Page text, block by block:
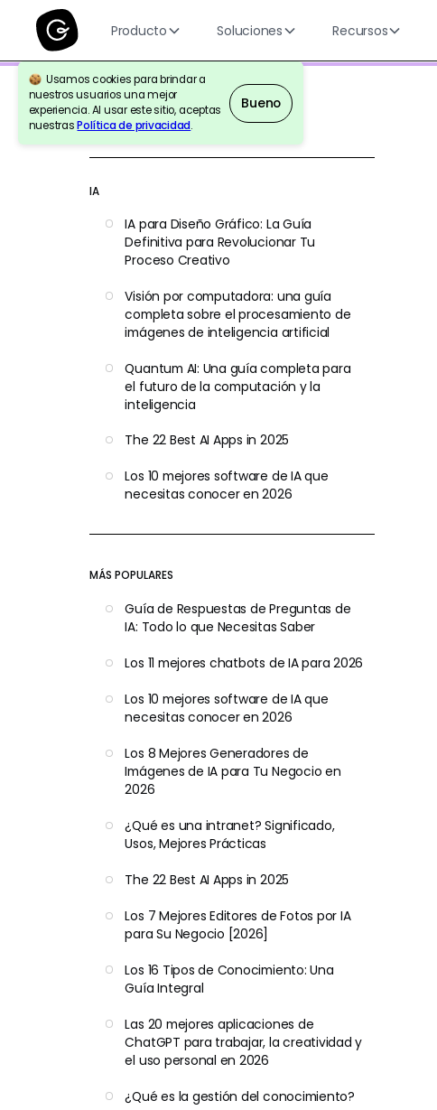
Producto Soluciones Recursos
Usamos cookies para brindar a
nuestros usuarios una mejor
experiencia. Al usar este sitio, aceptas
nuestrasPolítica de privacidad.
Bueno
Volver a la Referencia
IA
IA para Diseño Gráfico: La Guía
Definitiva para Revolucionar Tu
Proceso Creativo
Visión por computadora: una guía
completa sobre el procesamiento de
imágenes de inteligencia artificial
Quantum AI: Una guía completa para
el futuro de la computación y la
inteligencia
The 22 Best AI Apps in 2025
Los 10 mejores software de IA que
necesitas conocer en 2026
MÁS POPULARES
Guía de Respuestas de Preguntas de
IA: Todo lo que Necesitas Saber
Los 11 mejores chatbots de IA para 2026
Los 10 mejores software de IA que
necesitas conocer en 2026
Los 8 Mejores Generadores de
Imágenes de IA para Tu Negocio en
2026
¿Qué es una intranet? Significado,
Usos, Mejores Prácticas
The 22 Best AI Apps in 2025
Los 7 Mejores Editores de Fotos por IA
para Su Negocio [2026]
Los 16 Tipos de Conocimiento: Una
Guía Integral
Las 20 mejores aplicaciones de
ChatGPT para trabajar, la creatividad y
el uso personal en 2026
¿Qué es la gestión del conocimiento?